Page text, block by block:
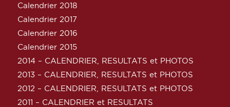
Calendrier 2018
Calendrier 2017
Calendrier 2016
Calendrier 2015
2014 – CALENDRIER, RESULTATS et PHOTOS
2013 – CALENDRIER, RESULTATS et PHOTOS
2012 – CALENDRIER, RESULTATS et PHOTOS
2011 – CALENDRIER et RESULTATS